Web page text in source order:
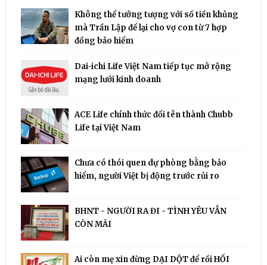
Không thể tưởng tượng với số tiền khủng
mà Trần Lập để lại cho vợ con từ 7 hợp
đồng bảo hiểm
Dai-ichi Life Việt Nam tiếp tục mở rộng
mạng lưới kinh doanh
ACE Life chính thức đổi tên thành Chubb
Life tại Việt Nam
Chưa có thói quen dự phòng bằng bảo
hiểm, người Việt bị động trước rủi ro
BHNT - NGƯỜI RA ĐI - TÌNH YÊU VẪN
CÒN MÃI
Ai còn mẹ xin đừng DẠI DỘT để rồi HỐI